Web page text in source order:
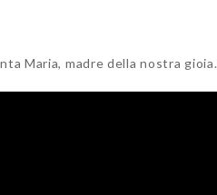
Maria, madre della nostra gioia.